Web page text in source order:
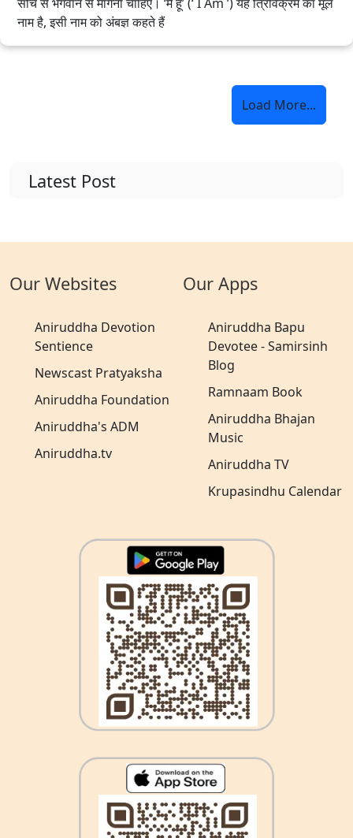
नाम है, इसी नाम को अंबज्ञ कहते हैं
Load More...
Latest Post
Our Websites
Aniruddha Devotion
Sentience
Newscast Pratyaksha
Aniruddha Foundation
Aniruddha's ADM
Aniruddha.tv
Our Apps
Aniruddha Bapu
Devotee - Samirsinh
Blog
Ramnaam Book
Aniruddha Bhajan
Music
Aniruddha TV
Krupasindhu Calendar